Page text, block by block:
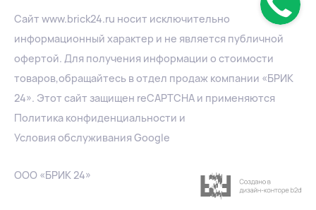
Сайт www.brick24.ru носит исключительно
информационный характер и не является публичной
офертой. Для получения информации о стоимости
товаров,обращайтесь в отдел продаж компании «БРИК
24». Этот сайт защищен reCAPTCHA и применяются
Политика конфиденциальности и
Условия обслуживания Google
ООО «БРИК 24»